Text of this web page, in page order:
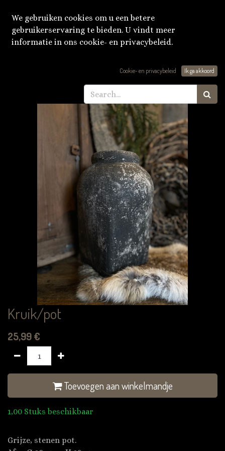
Kruik/pot
25,99€
Toevoegen aan winkelmandje
1,00 Stuks beschikbaar
Grijze, stenen pot.
We gebruiken cookies om u een betere
gebruikerservaring te bieden. U vindt meer
informatie in ons cookie- en privacybeleid.
Cookie- en privacybeleid Ik ga akkoord